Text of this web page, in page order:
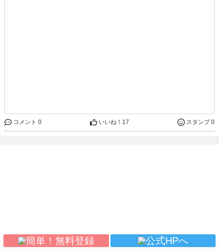
コメント 0 いいね！ 17 スタンプ 0
(c) sanmarusan All Rights Reserved.